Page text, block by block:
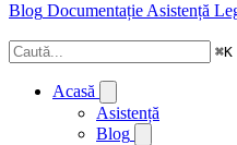
Blog Documentație Asistență
⌘K
Acasă
Asistență
Blog